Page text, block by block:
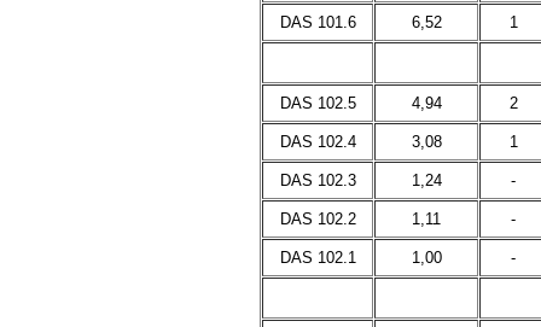
DAS 101.6 6,52 1
DAS 102.5 4,94 2
DAS 102.4 3,08 1
DAS 102.3 1,24 -
DAS 102.2 1,11 -
DAS 102.1 1,00 -